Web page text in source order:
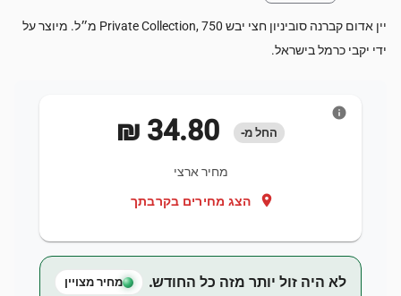
יין אדום קברנה סוביניון חצי יבש Private Collection, 750 מ״ל. מיוצר על
ידי יקבי כרמל בישראל.
החל מ-
מחיר ארצי
location_on הצג מחירים בקרבתך
info
לא היה זול יותר מזה כל החודש. מחיר מצויין